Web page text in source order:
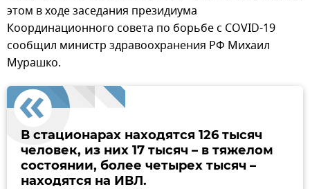
этом в ходе заседания президиума
Координационного совета по борьбе с COVID-19
сообщил министр здравоохранения РФ Михаил
Мурашко.
В стационарах находятся 126 тысяч
человек, из них 17 тысяч – в тяжелом
состоянии, более четырех тысяч –
находятся на ИВЛ.